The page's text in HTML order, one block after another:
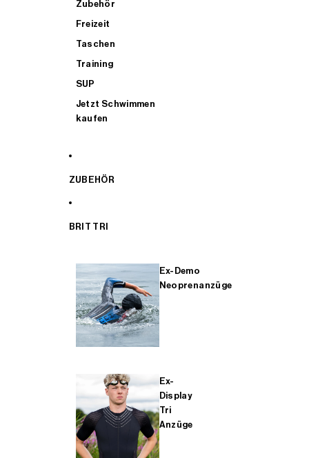
Zubehör
Freizeit
Taschen
Training
SUP
Jetzt Schwimmen
kaufen
ZUBEHÖR
BRIT TRI
Ex-Demo
Neoprenanzüge
Ex-
Display
Tri
Anzüge